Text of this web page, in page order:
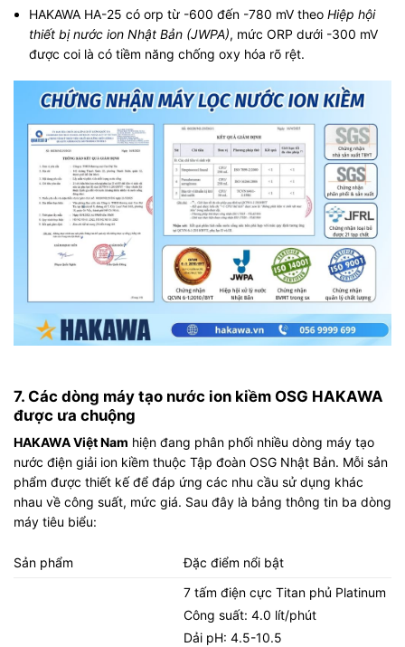
HAKAWA HA-25 có orp từ -600 đến -780 mV theo Hiệp hội
thiết bị nước ion Nhật Bản (JWPA), mức ORP dưới -300 mV
được coi là có tiềm năng chống oxy hóa rõ rệt.
7. Các dòng máy tạo nước ion kiềm OSG HAKAWA
được ưa chuộng
HAKAWA Việt Nam hiện đang phân phối nhiều dòng máy tạo
nước điện giải ion kiềm thuộc Tập đoàn OSG Nhật Bản. Mỗi sản
phẩm được thiết kế để đáp ứng các nhu cầu sử dụng khác
nhau về công suất, mức giá. Sau đây là bảng thông tin ba dòng
máy tiêu biểu:
Sản phẩm Đặc điểm nổi bật
7 tấm điện cực Titan phủ Platinum
Công suất: 4.0 lít/phút
Dải pH: 4.5-10.5